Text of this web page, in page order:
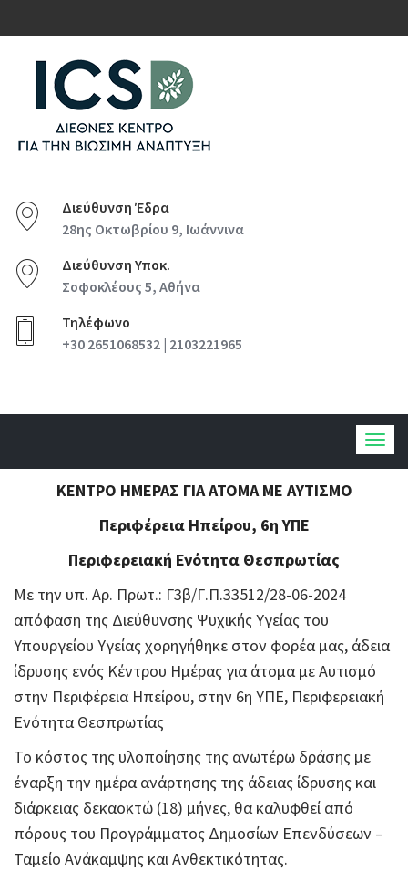
Διεύθυνση Έδρα
28ης Οκτωβρίου 9, Ιωάννινα
Διεύθυνση Υποκ.
Σοφοκλέους 5, Αθήνα
Τηλέφωνο
+30 2651068532 | 2103221965
ΚEΝΤΡΟ ΗΜΕΡΑΣ ΓΙΑ ΑΤΟΜΑ ΜΕ ΑΥΤΙΣΜΟ
Περιφέρεια Ηπείρου, 6η ΥΠΕ
Περιφερειακή Ενότητα Θεσπρωτίας
Με την υπ. Αρ. Πρωτ.: Γ3β/Γ.Π.33512/28-06-2024
απόφαση της Διεύθυνσης Ψυχικής Υγείας του
Υπουργείου Υγείας χορηγήθηκε στον φορέα μας, άδεια
ίδρυσης ενός Κέντρου Ημέρας για άτομα με Αυτισμό
στην Περιφέρεια Ηπείρου, στην 6η ΥΠΕ, Περιφερειακή
Ενότητα Θεσπρωτίας
Το κόστος της υλοποίησης της ανωτέρω δράσης με
έναρξη την ημέρα ανάρτησης της άδειας ίδρυσης και
διάρκειας δεκαοκτώ (18) μήνες, θα καλυφθεί από
πόρους του Προγράμματος Δημοσίων Επενδύσεων –
Ταμείο Ανάκαμψης και Ανθεκτικότητας.